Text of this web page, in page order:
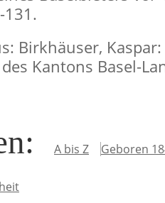
131.
Birkhäuser, Kaspar:
Kantons Basel-
: A bis Z Geboren